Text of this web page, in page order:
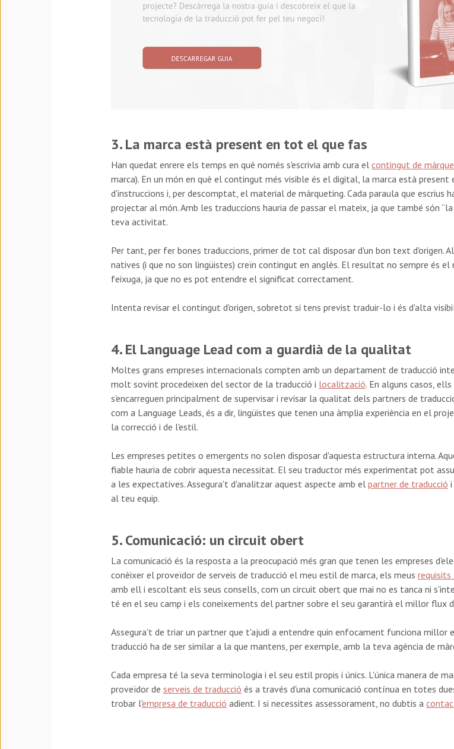
3. La marca està present en tot el que fas
Han quedat enrere els temps en què només s'escrivia amb cura el contingut de
marca). En un món en què el contingut més visible és el digital, la marca està
d'instruccions i, per descomptat, el material de màrqueting. Cada paraula que escrius
projectar al món. Amb les traduccions hauria de passar el mateix, ja que també són
teva activitat.
Per tant, per fer bones traduccions, primer de tot cal disposar d'un bon text d'origen.
natives (i que no son lingüistes) creïn contingut en anglès. El resultat no sempre és
feixuga, ja que no es pot entendre el significat correctament.
Intenta revisar el contingut d'origen, sobretot si tens previst traduir-lo i és d'alta
4. El Language Lead com a guardià de la qualitat
Moltes grans empreses internacionals compten amb un departament de traducció
molt sovint procedeixen del sector de la traducció i localització. En alguns casos,
s'encarreguen principalment de supervisar i revisar la qualitat dels partners de
com a Language Leads, és a dir, lingüistes que tenen una àmplia experiència en el
la correcció i de l'estil.
Les empreses petites o emergents no solen disposar d'aquesta estructura interna.
fiable hauria de cobrir aquesta necessitat. El seu traductor més experimentat pot
a les expectatives. Assegura't d'analitzar aquest aspecte amb el partner de traducció i
al teu equip.
5. Comunicació: un circuit obert
La comunicació és la resposta a la preocupació més gran que tenen les empreses
conèixer el proveïdor de serveis de traducció el meu estil de marca, els meus requisits
amb ell i escoltant els seus consells, com un circuit obert que mai no es tanca ni
té en el seu camp i els coneixements del partner sobre el seu garantirà el millor flux
Assegura't de triar un partner que t'ajudi a entendre quin enfocament funciona millor
traducció ha de ser similar a la que mantens, per exemple, amb la teva agència de
Cada empresa té la seva terminologia i el seu estil propis i únics. L'única manera de
proveïdor de serveis de traducció és a través d'una comunicació contínua en totes
trobar l'empresa de traducció adient. I si necessites assessorament, no dubtis a